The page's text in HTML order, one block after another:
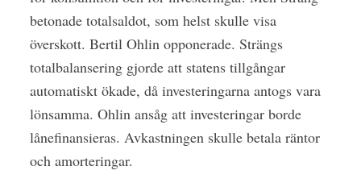
betonade totalsaldot, som helst skulle visa
överskott. Bertil Ohlin opponerade. Strängs
totalbalansering gjorde att statens tillgångar
automatiskt ökade, då investeringarna antogs vara
lönsamma. Ohlin ansåg att investeringar borde
lånefinansieras. Avkastningen skulle betala räntor
och amorteringar.